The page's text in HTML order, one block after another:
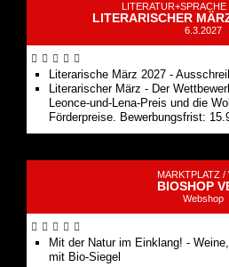
LITERATUR+SPRACHE
LITERARISCHER
6.3.2027
Literarische März 2027 -
Literarischer März - Der
Leonce-und-Lena-Preis und die
Förderpreise. Bewerbungsfrist:
MARKTPLATZ /
BIOSHOP
Webshop
Mit der Natur im Einklang! -
mit Bio-Siegel